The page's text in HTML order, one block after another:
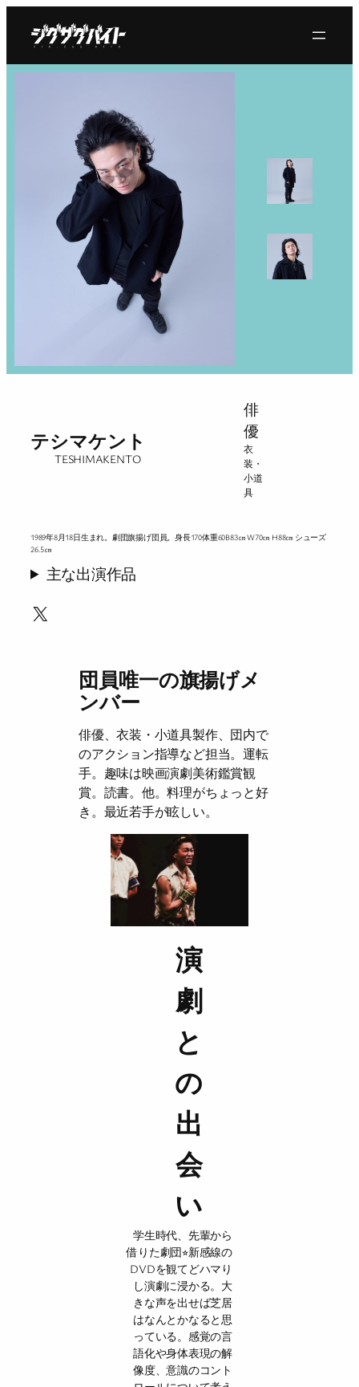
を
テシマケント
TESHIMAKENTO
俳
優
衣
装・
小道
具
1989年8月18日生まれ。劇団旗揚げ団員。身長170体重60B83㎝ W70㎝ H88㎝ シューズ
26.5㎝
主な出演作品
X
団員唯一の旗揚げメ
ンバー
俳優、衣装・小道具製作、団内で
のアクション指導など担当。運転
手。趣味は映画演劇美術鑑賞観
賞。読書。他。料理がちょっと好
き。最近若手が眩しい。
演
劇
と
の
出
会
い
学生時代、先輩から
借りた劇団⭐︎新感線の
DVDを観てどハマり
し演劇に浸かる。大
きな声を出せば芝居
はなんとかなると思
っている。感覚の言
語化や身体表現の解
像度、意識のコント